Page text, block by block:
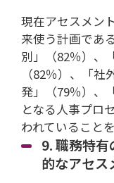
現在アセスメン
来使う計画であ
別」（82％）、
（82％）、「
発」（79％）、
となる人事プロ
われていること
9. 職務特
的なアセス